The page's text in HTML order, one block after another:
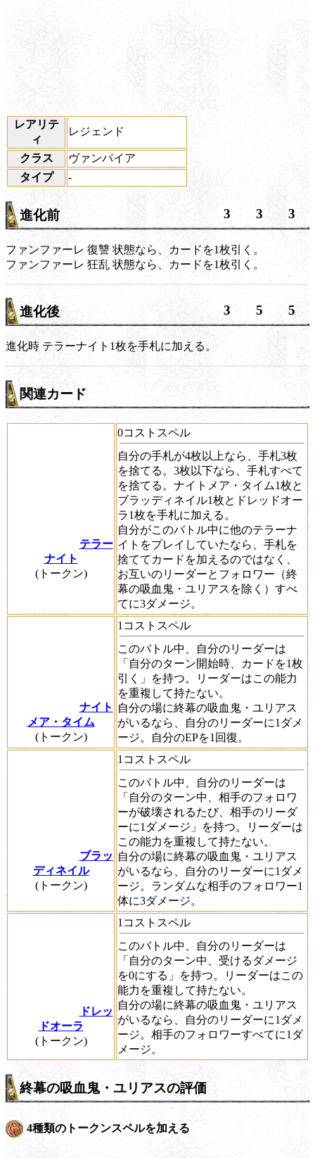
レアリテ
ィ
レジェンド
クラス
ヴァンパイア
タイプ
-
進化前 3 3 3
ファンファーレ 復讐 状態なら、カードを1枚引く。
ファンファーレ 狂乱 状態なら、カードを1枚引く。
進化後 3 5 5
進化時 テラーナイト1枚を手札に加える。
関連カード
テラー
ナイト
(トークン)
0コストスペル
自分の手札が4枚以上なら、手札3枚
を捨てる。3枚以下なら、手札すべて
を捨てる。ナイトメア・タイム1枚と
ブラッディネイル1枚とドレッドオー
ラ1枚を手札に加える。
自分がこのバトル中に他のテラーナ
イトをプレイしていたなら、手札を
捨ててカードを加えるのではなく、
お互いのリーダーとフォロワー（終
幕の吸血鬼・ユリアスを除く）すべ
てに3ダメージ。
ナイト
メア・タイム
(トークン)
1コストスペル
このバトル中、自分のリーダーは
「自分のターン開始時、カードを1枚
引く」を持つ。リーダーはこの能力
を重複して持たない。
自分の場に終幕の吸血鬼・ユリアス
がいるなら、自分のリーダーに1ダメ
ージ。自分のEPを1回復。
ブラッ
ディネイル
(トークン)
1コストスペル
このバトル中、自分のリーダーは
「自分のターン中、相手のフォロワ
ーが破壊されるたび、相手のリーダ
ーに1ダメージ」を持つ。リーダーは
この能力を重複して持たない。
自分の場に終幕の吸血鬼・ユリアス
がいるなら、自分のリーダーに1ダメ
ージ。ランダムな相手のフォロワー1
体に3ダメージ。
ドレッ
ドオーラ
(トークン)
1コストスペル
このバトル中、自分のリーダーは
「自分のターン中、受けるダメージ
を0にする」を持つ。リーダーはこの
能力を重複して持たない。
自分の場に終幕の吸血鬼・ユリアス
がいるなら、自分のリーダーに1ダメ
ージ。相手のフォロワーすべてに1ダ
メージ。
終幕の吸血鬼・ユリアスの評価
4種類のトークンスペルを加える